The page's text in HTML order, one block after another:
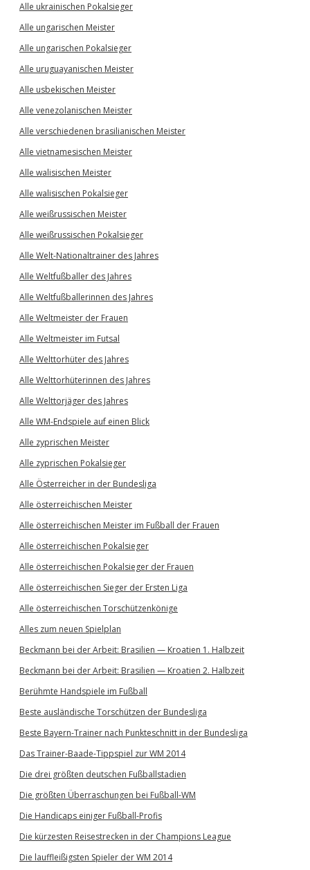
Alle ukrainischen Pokalsieger
Alle ungarischen Meister
Alle ungarischen Pokalsieger
Alle uruguayanischen Meister
Alle usbekischen Meister
Alle venezolanischen Meister
Alle verschiedenen brasilianischen Meister
Alle vietnamesischen Meister
Alle walisischen Meister
Alle walisischen Pokalsieger
Alle weißrussischen Meister
Alle weißrussischen Pokalsieger
Alle Welt-Nationaltrainer des Jahres
Alle Weltfußballer des Jahres
Alle Weltfußballerinnen des Jahres
Alle Weltmeister der Frauen
Alle Weltmeister im Futsal
Alle Welttorhüter des Jahres
Alle Welttorhüterinnen des Jahres
Alle Welttorjäger des Jahres
Alle WM-Endspiele auf einen Blick
Alle zyprischen Meister
Alle zyprischen Pokalsieger
Alle Österreicher in der Bundesliga
Alle österreichischen Meister
Alle österreichischen Meister im Fußball der Frauen
Alle österreichischen Pokalsieger
Alle österreichischen Pokalsieger der Frauen
Alle österreichischen Sieger der Ersten Liga
Alle österreichischen Torschützenkönige
Alles zum neuen Spielplan
Beckmann bei der Arbeit: Brasilien — Kroatien 1. Halbzeit
Beckmann bei der Arbeit: Brasilien — Kroatien 2. Halbzeit
Berühmte Handspiele im Fußball
Beste ausländische Torschützen der Bundesliga
Beste Bayern-Trainer nach Punkteschnitt in der Bundesliga
Das Trainer-Baade-Tippspiel zur WM 2014
Die drei größten deutschen Fußballstadien
Die größten Überraschungen bei Fußball-WM
Die Handicaps einiger Fußball-Profis
Die kürzesten Reisestrecken in der Champions League
Die lauffleißigsten Spieler der WM 2014